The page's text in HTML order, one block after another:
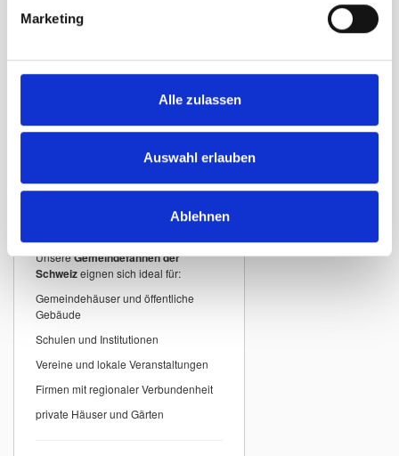
Marketing
Alle zulassen
Auswahl erlauben
Ablehnen
Höchste Farbechtheit
und langlebige Farben
Fahnenmaterial
🌦Wetterfest und UV-beständig–
– verstärkte
🏛Originalgetreue Wappen–
Einsatzbereiche für
UnsereGemeindefahnen der
Schweizeignen sich ideal für:
Gemeindehäuser und öffentliche
Gebäude
Schulen und Institutionen
Vereine und lokale Veranstaltungen
Firmen mit regionaler Verbundenheit
private Häuser und Gärten